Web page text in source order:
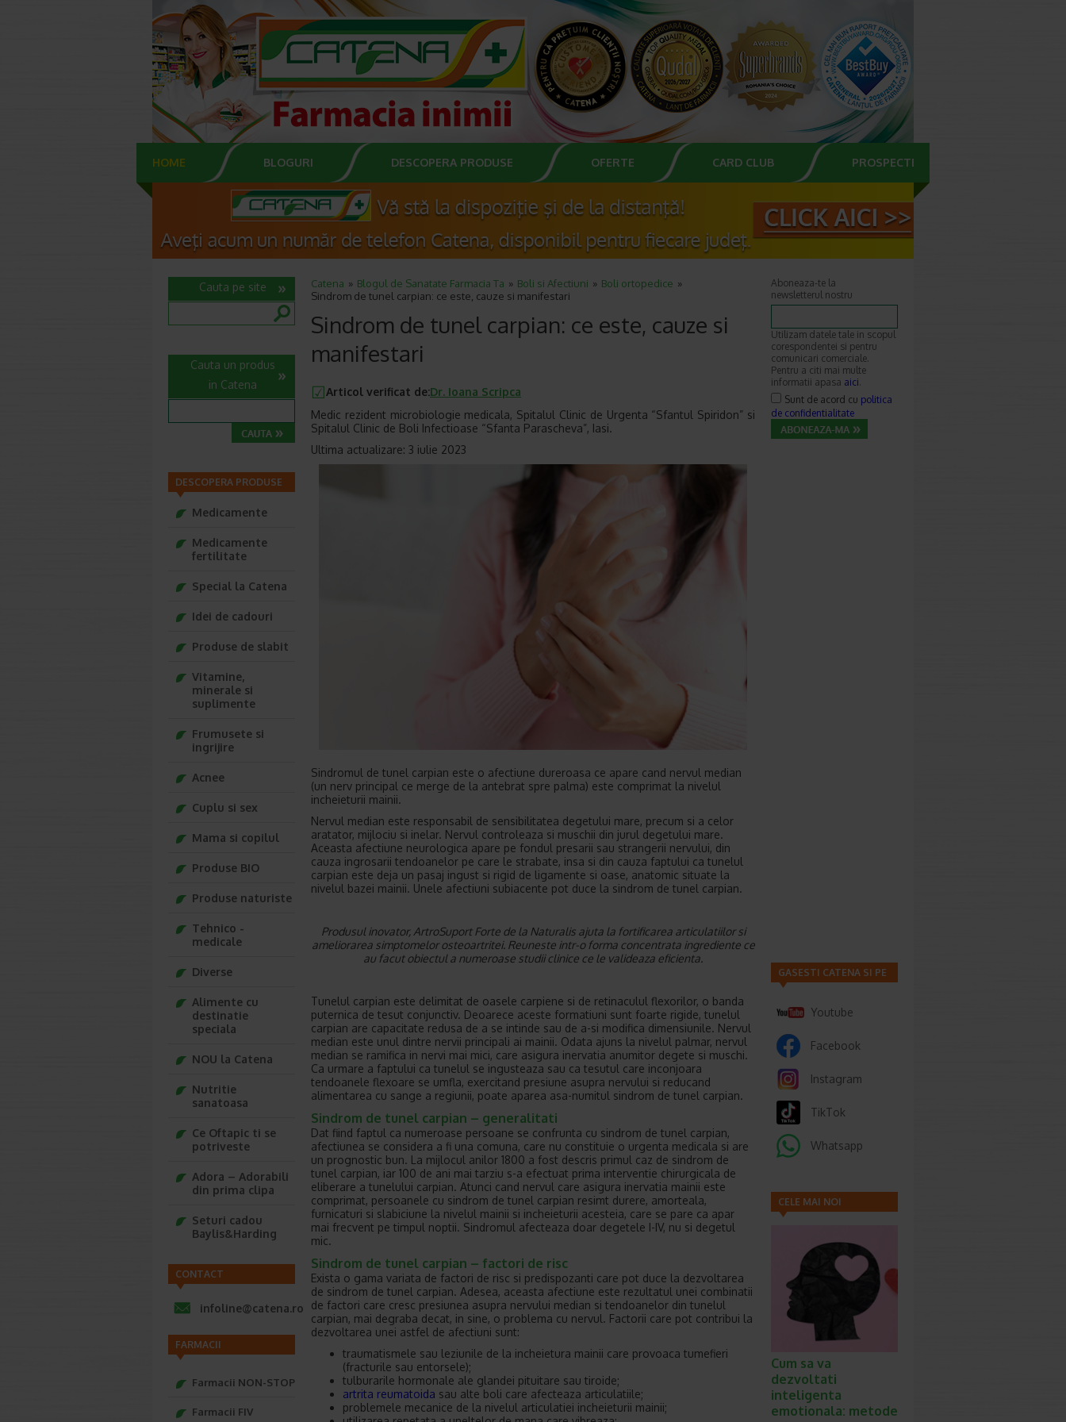
HOME BLOGURI DESCOPERA PRODUSE OFERTE CARD CLUB PROSPECTE
Catena Blogul de Sanatate Farmacia Ta Boli si Afectiuni
Boli ortopedice
Sindrom de tunel carpian: ce este, cauze si manifestari
Sindrom de tunel carpian: ce este, cauze si
manifestari
Articol verificat de:Dr. Ioana Scripca
Medic rezident microbiologie medicala, Spitalul Clinic de Urgenta “Sfantul Spiridon” si
Spitalul Clinic de Boli Infectioase “Sfanta Parascheva”, Iasi.
Ultima actualizare: 3 iulie 2023
Sindromul de tunel carpian este o afectiune dureroasa ce apare cand nervul median
(un nerv principal ce merge de la antebrat spre palma) este comprimat la nivelul
incheieturii mainii.
Nervul median este responsabil de sensibilitatea degetului mare, precum si a celor
aratator, mijlociu si inelar. Nervul controleaza si muschii din jurul degetului mare.
Aceasta afectiune neurologica apare pe fondul presarii sau strangerii nervului, din
cauza ingrosarii tendoanelor pe care le strabate, insa si din cauza faptului ca tunelul
carpian este deja un pasaj ingust si rigid de ligamente si oase, anatomic situate la
nivelul bazei mainii. Unele afectiuni subiacente pot duce la sindrom de tunel carpian.
Produsul inovator, ArtroSuport Forte de la Naturalis ajuta la fortificarea articulatiilor si
ameliorarea simptomelor osteoartritei. Reuneste intr-o forma concentrata ingrediente ce
au facut obiectul a numeroase studii clinice ce le valideaza eficienta.
Tunelul carpian este delimitat de oasele carpiene si de retinaculul flexorilor, o banda
puternica de tesut conjunctiv. Deoarece aceste formatiuni sunt foarte rigide, tunelul
carpian are capacitate redusa de a se intinde sau de a-si modifica dimensiunile. Nervul
median este unul dintre nervii principali ai mainii. Odata ajuns la nivelul palmar, nervul
median se ramifica in nervi mai mici, care asigura inervatia anumitor degete si muschi.
Ca urmare a faptului ca tunelul se ingusteaza sau ca tesutul care inconjoara
tendoanele flexoare se umfla, exercitand presiune asupra nervului si reducand
alimentarea cu sange a regiunii, poate aparea asa-numitul sindrom de tunel carpian.
Sindrom de tunel carpian – generalitati
Dat fiind faptul ca numeroase persoane se confrunta cu sindrom de tunel carpian,
afectiunea se considera a fi una comuna, care nu constituie o urgenta medicala si are
un prognostic bun. La mijlocul anilor 1800 a fost descris primul caz de sindrom de
tunel carpian, iar 100 de ani mai tarziu s-a efectuat prima interventie chirurgicala de
eliberare a tunelului carpian. Atunci cand nervul care asigura inervatia mainii este
comprimat, persoanele cu sindrom de tunel carpian resimt durere, amorteala,
furnicaturi si slabiciune la nivelul mainii si incheieturii acesteia, care se pare ca apar
mai frecvent pe timpul noptii. Sindromul afecteaza doar degetele I-IV, nu si degetul
mic.
Sindrom de tunel carpian – factori de risc
Exista o gama variata de factori de risc si predispozanti care pot duce la dezvoltarea
de sindrom de tunel carpian. Adesea, aceasta afectiune este rezultatul unei combinatii
de factori care cresc presiunea asupra nervului median si tendoanelor din tunelul
carpian, mai degraba decat, in sine, o problema cu nervul. Factorii care pot contribui la
dezvoltarea unei astfel de afectiuni sunt:
traumatismele sau leziunile de la incheietura mainii care provoaca tumefieri
(fracturile sau entorsele);
tulburarile hormonale ale glandei pituitare sau tiroide;
artrita reumatoida sau alte boli care afecteaza articulatiile;
problemele mecanice de la nivelul articulatiei incheieturii mainii;
Cauta pe site
Cauta un produs
in Catena
DESCOPERA PRODUSE
Medicamente
Medicamente
fertilitate
Special la Catena
Idei de cadouri
Produse de slabit
Vitamine,
minerale si
suplimente
Frumusete si
ingrijire
Acnee
Cuplu si sex
Mama si copilul
Produse BIO
Produse naturiste
Tehnico -
medicale
Diverse
Alimente cu
destinatie
speciala
NOU la Catena
Nutritie
sanatoasa
Ce Oftapic ti se
potriveste
Adora – Adorabili
din prima clipa
Seturi cadou
Baylis&Harding
CONTACT
infoline@catena.ro
FARMACII
Farmacii NON-STOP
Farmacii FIV
Aboneaza-te la
newsletterul nostru
Utilizam datele tale in scopul
corespondentei si pentru
comunicari comerciale.
Pentru a citi mai multe
informatii apasa aici.
Sunt de acord cu politica
de confidentialitate
GASESTI CATENA SI PE
Youtube
Facebook
Instagram
TikTok
Whatsapp
CELE MAI NOI
Cum sa va
dezvoltati
inteligenta
emotionala: metode